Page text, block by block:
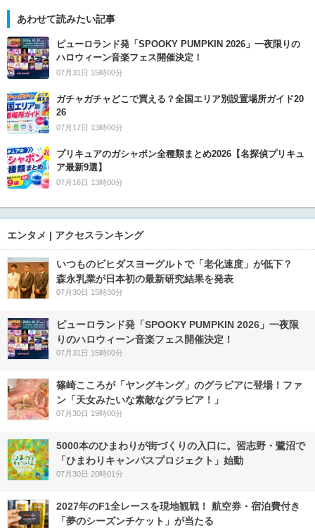
あわせて読みたい記事
ピューロランド発「SPOOKY PUMPKIN 2026」一夜限りの
ハロウィーン音楽フェス開催決定！
07月31日 15時00分
ガチャガチャどこで買える？全国エリア別設置場所ガイド20
26
07月17日 13時00分
プリキュアのガシャポン全種類まとめ2026【名探偵プリキュ
ア最新9選】
07月16日 13時00分
エンタメ | アクセスランキング
いつものビヒダスヨーグルトで「老化速度」が低下？
森永乳業が日本初の最新研究結果を発表
07月30日 15時30分
ピューロランド発「SPOOKY PUMPKIN 2026」一夜限
りのハロウィーン音楽フェス開催決定！
07月31日 15時00分
篠崎こころが「ヤングキング」のグラビアに登場！ファ
ン「天女みたいな素敵なグラビア！」
07月30日 19時00分
5000本のひまわりが街づくりの入口に。習志野・鷺沼で
「ひまわりキャンパスプロジェクト」始動
07月30日 20時01分
2027年のF1全レースを現地観戦！ 航空券・宿泊費付き
「夢のシーズンチケット」が当たる